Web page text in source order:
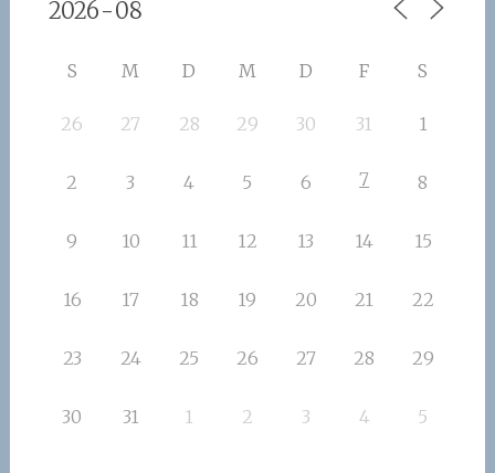
S M D M D F S
26 27 28 29 30 31 1
2 3 4 5 6 7 8
9 10 11 12 13 14 15
16 17 18 19 20 21 22
23 24 25 26 27 28 29
30 31 1 2 3 4 5